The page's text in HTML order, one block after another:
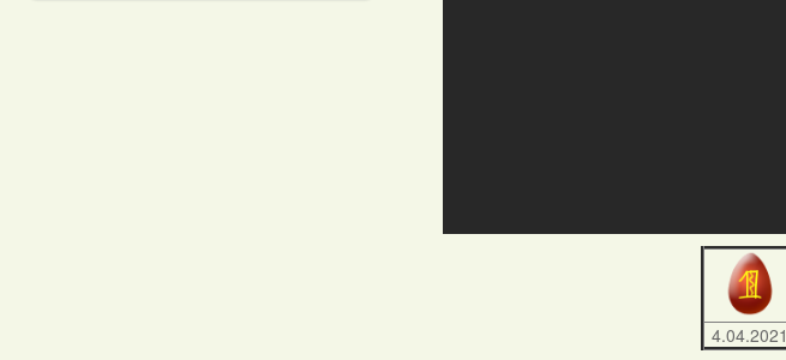
4.04.2021